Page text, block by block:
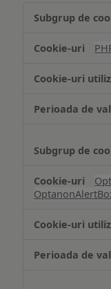
de
Cookie
necesare